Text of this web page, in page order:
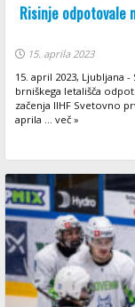
Risinje odpotovale
15. aprila 2023
15. april 2023, Ljubljana
brniškega letališča
začenja IIHF Svetovno
aprila ... več »